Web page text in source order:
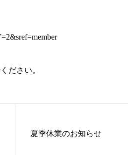
ださい。
夏季休業のお知らせ